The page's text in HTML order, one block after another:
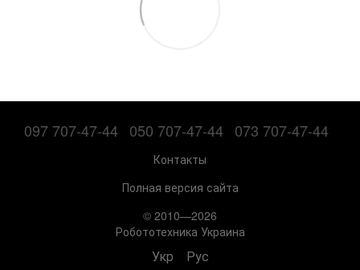
097 707-47-44 050 707-47-44 073 707-47-44
Контакты
Полная версия сайта
© 2010—2026
Робототехника Украина
Укр Рус